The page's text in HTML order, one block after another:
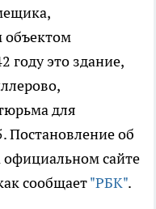
объектом
году это здание,
для
Постановление об
сайте
сообщает"РБК".